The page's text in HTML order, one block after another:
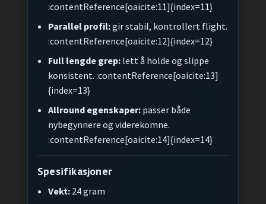
:contentReference[oaicite:11]{index=11}
Parallel profil:gir stabil, kontrollert flight.
:contentReference[oaicite:12]{index=12}
Full lengde grep: lett å holde og slippe
konsistent. :contentReference[oaicite:13]
{index=13}
Allround egenskaper: passer både
nybegynnere og viderekomne.
:contentReference[oaicite:14]{index=14}
Spesifikasjoner
Vekt: 24 gram